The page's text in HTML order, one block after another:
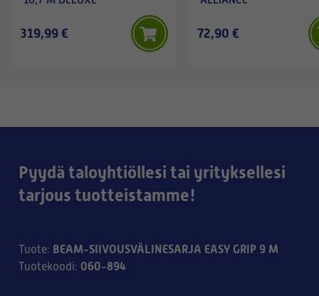
319,99 € 72,90 €
Pyydä taloyhtiöllesi tai yrityksellesi
tarjous tuotteistamme!
Tuote: BEAM-SIIVOUSVÄLINESARJA EASY GRIP 9 M
Tuotekoodi: 060-894